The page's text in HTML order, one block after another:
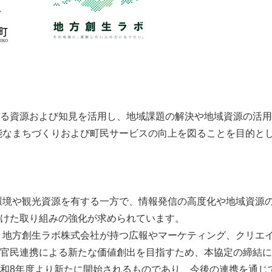
資源および知見を活用し、地域課題の解決や地域資源の活
まちづくりおよび町民サービスの向上を図ることを目的と
や観光資源を有する一方で、情報発信の高度化や地域資源
た取り組みの強化が求められています。
方創生ラボ株式会社が持つ広報やマーケティング、クリエ
民連携による新たな価値創出を目指すため、本協定の締結
8年度より新たに開始されるものであり、今後の連携を通じ